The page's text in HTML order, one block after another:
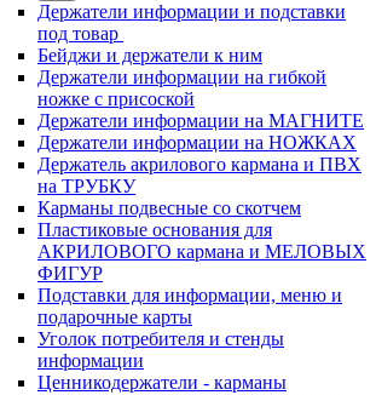
Держатели информации и подставки
под товар
Бейджи и держатели к ним
Держатели информации на гибкой
ножке с присоской
Держатели информации на МАГНИТЕ
Держатели информации на НОЖКАХ
Держатель акрилового кармана и ПВХ
на ТРУБКУ
Карманы подвесные со скотчем
Пластиковые основания для
АКРИЛОВОГО кармана и МЕЛОВЫХ
ФИГУР
Подставки для информации, меню и
подарочные карты
Уголок потребителя и стенды
информации
Ценникодержатели - карманы